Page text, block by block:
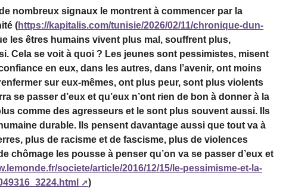
nombreux signaux le montrent à commencer par la
(https://kapitalis.com/tunisie/2026/02/11/chronique-dun-
les êtres humains vivent plus mal, souffrent plus,
Cela se voit à quoi ? Les jeunes sont pessimistes, misent
en eux, dans les autres, dans l’avenir, ont moins
sur eux-mêmes, ont plus peur, sont plus violents
se passer d’eux et qu’eux n’ont rien de bon à donner à la
comme des agresseurs et le sont plus souvent aussi. Ils
durable. Ils pensent davantage aussi que tout va à
plus de racisme et de fascisme, plus de violences
chômage les pousse à penser qu’on va se passer d’eux et
societe/article/2016/12/15/le-pessimisme-et-la-
)